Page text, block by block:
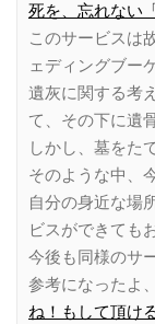
死を、忘れない
このサービスは
ェディングブー
遺灰に関する考
て、その下に遺
しかし、墓をた
そのような中、
自分の身近な場
ビスができても
今後も同様のサ
参考になったよ
ね！もして頂け